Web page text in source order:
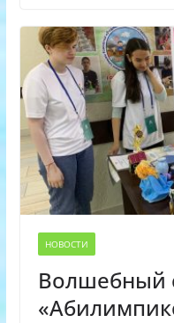
НОВОСТИ
Волшебный